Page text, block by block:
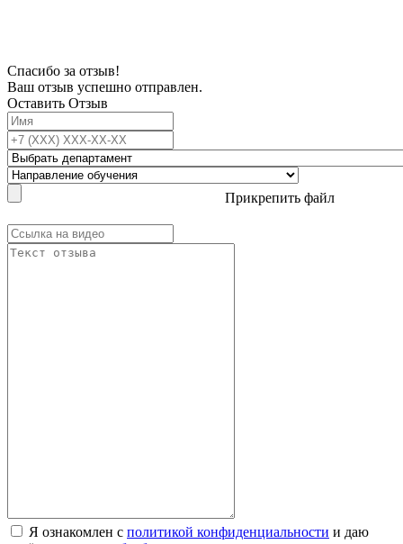
Спасибо за отзыв!
Ваш отзыв успешно отправлен.
Оставить Отзыв
Прикрепить файл
Я ознакомлен с политикой конфиденциальности и даю